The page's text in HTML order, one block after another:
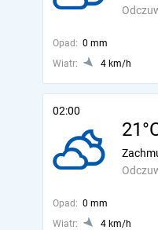
Opad: 0 mm
Wiatr:
4 km/h
02:00
Opad: 0 mm
Wiatr:
4 km/h